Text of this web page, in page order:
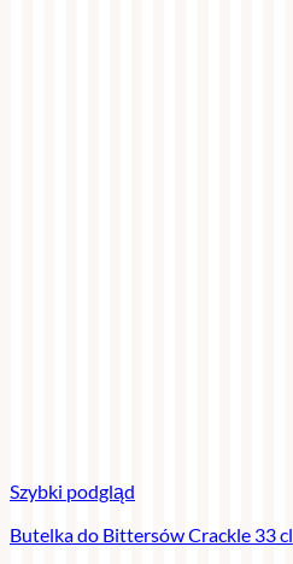
Szybki podgląd
Butelka do Bittersów Crackle 33 cl